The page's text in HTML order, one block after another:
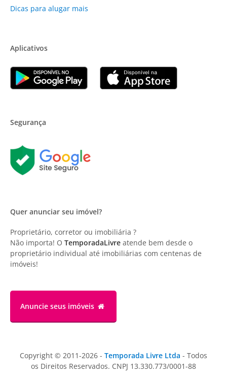
Dicas para alugar mais
Aplicativos
Segurança
Quer anunciar seu imóvel?
Proprietário, corretor ou imobiliária ?
Não importa! O TemporadaLivre atende bem desde o
proprietário individual até imobiliárias com centenas de
imóveis!
Anuncie seus imóveis
Copyright © 2011-2026 - Temporada Livre Ltda - Todos
os Direitos Reservados. CNPJ 13.330.773/0001-88